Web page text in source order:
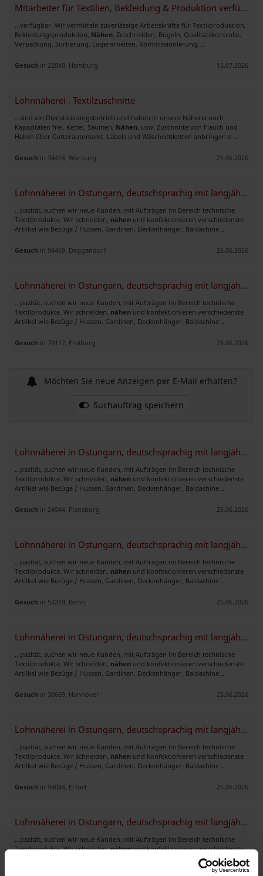
Mitarbeiter für Textilien, Bekleidung & Produktion verfügbar
.. verfügbar. Wir vermitteln zuverlässige Arbeitskräfte für Textilproduktion,
Bekleidungsproduktion, Nähen, Zuschneiden, Bügeln, Qualitätskontrolle,
Verpackung, Sortierung, Lagerarbeiten, Kommissionierung, ..
Gesuch in 22049, Hamburg 13.07.2026
Lohnnäherei , Textilzuschnitte
.. sind ein Dienstleistungsbetrieb und haben in unsere Näherei noch
Kapazitäten frei. Kettel, Säumen, Nähen, usw. Zuschnitte von Flauch und
Haken über Cutterautomamt. Labels und Wäscheetiketten anbringen o ..
Gesuch in 34414, Warburg 25.06.2026
Lohnnäherei in Ostungarn, deutschsprachig mit langjähriger Erfahrung
.. pazität, suchen wir neue Kunden, mit Aufträgen im Bereich technische
Textilprodukte. Wir schneiden, nähen und konfektionieren verschiedenste
Artilkel wie Bezüge / Hussen, Gardinen, Deckenhänger, Baldachine ..
Gesuch in 94469, Deggendorf 25.06.2026
Lohnnäherei in Ostungarn, deutschsprachig mit langjähriger Erfahrung
.. pazität, suchen wir neue Kunden, mit Aufträgen im Bereich technische
Textilprodukte. Wir schneiden, nähen und konfektionieren verschiedenste
Artilkel wie Bezüge / Hussen, Gardinen, Deckenhänger, Baldachine ..
Gesuch in 79117, Freiburg 25.06.2026
Möchten Sie neue Anzeigen per E-Mail erhalten?
Suchauftrag speichern
Lohnnäherei in Ostungarn, deutschsprachig mit langjähriger Erfahrung
.. pazität, suchen wir neue Kunden, mit Aufträgen im Bereich technische
Textilprodukte. Wir schneiden, nähen und konfektionieren verschiedenste
Artilkel wie Bezüge / Hussen, Gardinen, Deckenhänger, Baldachine ..
Gesuch in 24944, Flensburg 25.06.2026
Lohnnäherei in Ostungarn, deutschsprachig mit langjähriger Erfahrung
.. pazität, suchen wir neue Kunden, mit Aufträgen im Bereich technische
Textilprodukte. Wir schneiden, nähen und konfektionieren verschiedenste
Artilkel wie Bezüge / Hussen, Gardinen, Deckenhänger, Baldachine ..
Gesuch in 53229, Bonn 25.06.2026
Lohnnäherei in Ostungarn, deutschsprachig mit langjähriger Erfahrung
.. pazität, suchen wir neue Kunden, mit Aufträgen im Bereich technische
Textilprodukte. Wir schneiden, nähen und konfektionieren verschiedenste
Artilkel wie Bezüge / Hussen, Gardinen, Deckenhänger, Baldachine ..
Gesuch in 30669, Hannover 25.06.2026
Lohnnäherei in Ostungarn, deutschsprachig mit langjähriger Erfahrung
.. pazität, suchen wir neue Kunden, mit Aufträgen im Bereich technische
Textilprodukte. Wir schneiden, nähen und konfektionieren verschiedenste
Artilkel wie Bezüge / Hussen, Gardinen, Deckenhänger, Baldachine ..
Gesuch in 99084, Erfurt 25.06.2026
Lohnnäherei in Ostungarn, deutschsprachig mit langjähriger Erfahrung
.. pazität, suchen wir neue Kunden, mit Aufträgen im Bereich technische
Textilprodukte. Wir schneiden,nähenund konfektionieren verschiedenste
Artilkel wie Bezüge / Hussen, Gardinen, Deckenhänger, Baldachine ..